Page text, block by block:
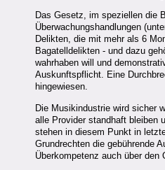
Das Gesetz, im speziellen die
Überwachungshandlungen
Delikten, die mit mehr als 6
Bagatelldelikten - und dazu
wahrhaben will und
Auskunftspflicht. Eine
hingewiesen.
Die Musikindustrie wird sicher
alle Provider standhaft bleiben
stehen in diesem Punkt in
Grundrechten die gebührende
Überkompetenz auch über